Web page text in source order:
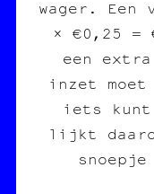
wager.
× €0,25 =
een
inzet moet
iets kunt
lijkt